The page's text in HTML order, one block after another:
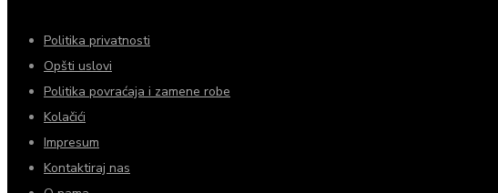
Politika privatnosti
Opšti uslovi
Politika povraćaja i zamene robe
Kolačići
Impresum
Kontaktiraj nas